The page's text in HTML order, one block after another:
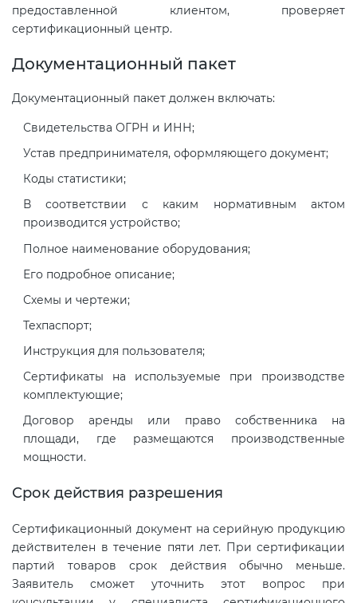
предоставленной клиентом, проверяет
сертификационный центр.
Документационный пакет
Документационный пакет должен включать:
Свидетельства ОГРН и ИНН;
Устав предпринимателя, оформляющего документ;
Коды статистики;
В соответствии с каким нормативным актом
производится устройство;
Полное наименование оборудования;
Его подробное описание;
Схемы и чертежи;
Техпаспорт;
Инструкция для пользователя;
Сертификаты на используемые при производстве
комплектующие;
Договор аренды или право собственника на
площади, где размещаются производственные
мощности.
Срок действия разрешения
Сертификационный документ на серийную продукцию
действителен в течение пяти лет. При сертификации
партий товаров срок действия обычно меньше.
Заявитель сможет уточнить этот вопрос при